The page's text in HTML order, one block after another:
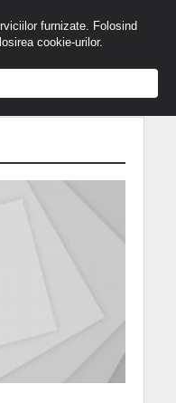
furnizate. Folosind
cookie-urilor.